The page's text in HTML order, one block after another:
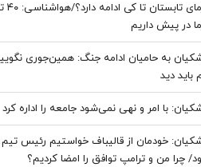
در پیش داریم
به حامیان ادامه جنگ: همین‌جوری
باید دید
با امر و نهی نمی‌شود جامعه را اداره کرد
خودمان از قالیباف خواستیم رئیس تیم
چرا من و ترامپ توافق را امضا کردیم؟